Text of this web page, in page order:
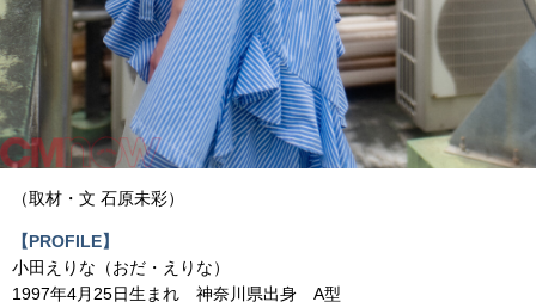
（取材・文 石原未彩）
【PROFILE】
小田えりな（おだ・えりな）
1997年4月25日生まれ 神奈川県出身 A型